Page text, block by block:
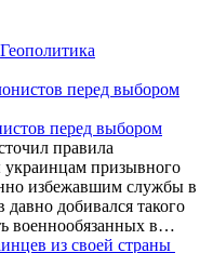
Геополитика
перед выбором
правила
украинцам призывного
избежавшим службы в
давно добивался такого
военнообязанных в…